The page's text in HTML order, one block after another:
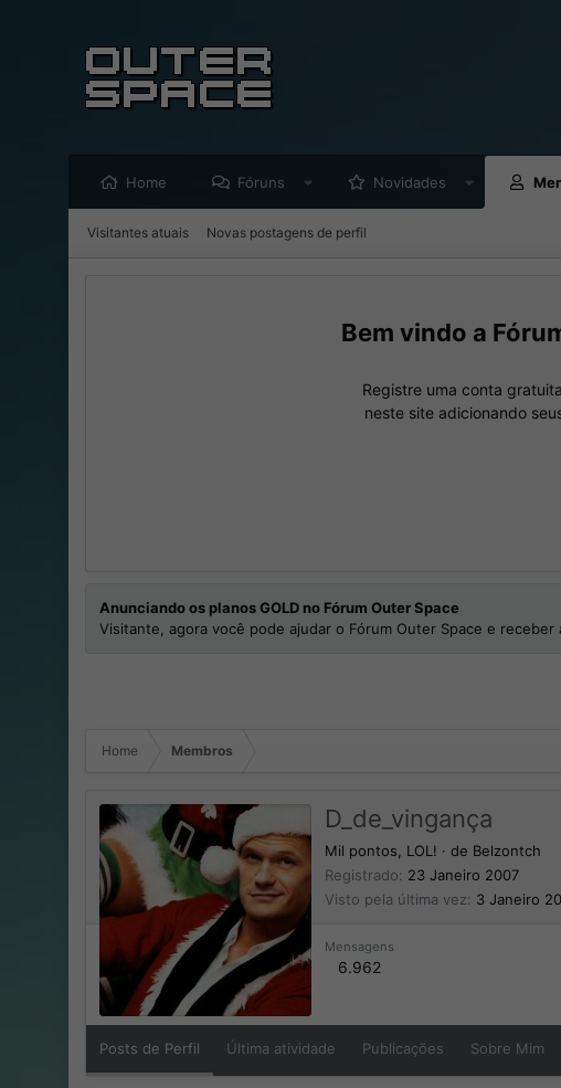
Home Fóruns Novidades
Visitantes atuais Novas postagens de perfil
Registre uma conta
neste site adicionando
Anunciando os planos GOLD no Fórum Outer Space
Visitante, agora você pode ajudar o Fórum Outer Space e
Home Membros
D_de_vingança
Mil pontos, LOL! · de Belzontch
Registrado
23 Janeiro 2007
Visto pela última vez
3 Janeiro
Mensagens
6.962
Posts de Perfil Última atividade Publicações Sobre Mim